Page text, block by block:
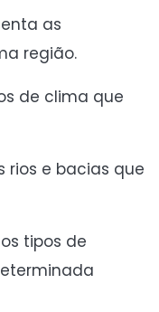
as
região.
de clima que
rios e bacias que
tipos de